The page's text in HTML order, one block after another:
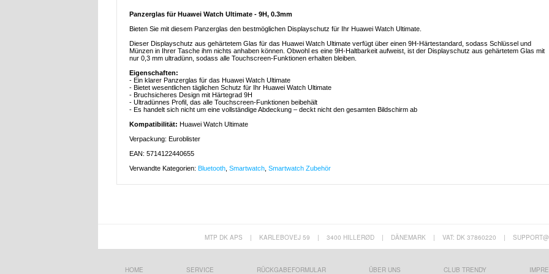
Panzerglas für Huawei Watch Ultimate - 9H, 0.3mm
Bieten Sie mit diesem Panzerglas den bestmöglichen Displayschutz für Ihr Huawei Watch Ultimate.
Dieser Displayschutz aus gehärtetem Glas für das Huawei Watch Ultimate verfügt über einen 9H-Härtestandard, sodass Schlüssel und
Münzen in Ihrer Tasche ihm nichts anhaben können. Obwohl es eine 9H-Haltbarkeit aufweist, ist der Displayschutz aus gehärtetem Glas mit
nur 0,3 mm ultradünn, sodass alle Touchscreen-Funktionen erhalten bleiben.
Eigenschaften:
- Ein klarer Panzerglas für das Huawei Watch Ultimate
- Bietet wesentlichen täglichen Schutz für Ihr Huawei Watch Ultimate
- Bruchsicheres Design mit Härtegrad 9H
- Ultradünnes Profil, das alle Touchscreen-Funktionen beibehält
- Es handelt sich nicht um eine vollständige Abdeckung – deckt nicht den gesamten Bildschirm ab
Kompatibilität: Huawei Watch Ultimate
Verpackung: Euroblister
EAN: 5714122440655
Verwandte Kategorien: Bluetooth Smartwatch Smartwatch Zubehör
MTP DK APS | KARLEBOVEJ 59 | 3400 HILLERØD | DÄNEMARK | VAT: DK 37860220 |
HOME SERVICE RÜCKGABEFORMULAR ÜBER UNS CLUB TRENDY